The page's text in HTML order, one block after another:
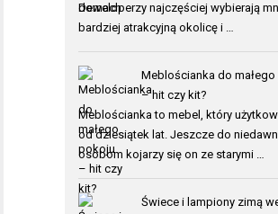
Deweloperzy najczęściej wybierają
bardziej atrakcyjną okolicę i …
Meblościanka do
– hit czy kit?
Meblościanka to mebel, który
od dziesiątek lat. Jeszcze do
osobom kojarzy się on ze starymi …
Świece i lampiony zimą